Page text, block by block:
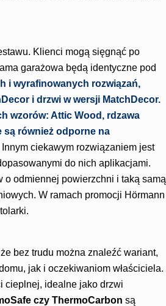
Klienci mogą sięgnąć po
garażowa będą identyczne pod
i wyrafinowanych rozwiązań,
i drzwi w wersji MatchDecor.
wzorów: Attic Wood, rdzawa
są również odporne na
Innym ciekawym rozwiązaniem jest
do nich aplikacjami.
odmiennej powierzchni i taką samą
W ramach promocji Hörmann
bez trudu można znaleźć wariant,
jak i oczekiwaniom właściciela.
idealne jako drzwi
czy ThermoCarbon są